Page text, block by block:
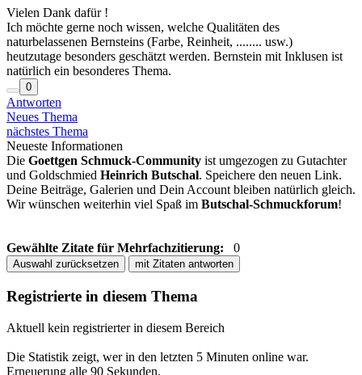
Vielen Dank dafür !
Ich möchte gerne noch wissen, welche Qualitäten des
naturbelassenen Bernsteins (Farbe, Reinheit, ........ usw.)
heutzutage besonders geschätzt werden. Bernstein mit Inklusen ist
natürlich ein besonderes Thema.
0
Antworten
Neues Thema
nächstes Thema
Neueste Informationen
Die Goettgen Schmuck-Community ist umgezogen zu Gutachter
und Goldschmied Heinrich Butschal. Speichere den neuen Link.
Deine Beiträge, Galerien und Dein Account bleiben natürlich gleich.
Wir wünschen weiterhin viel Spaß im Butschal-Schmuckforum!
Gewählte Zitate für Mehrfachzitierung: 0
Auswahl zurücksetzen mit Zitaten antworten
Registrierte in diesem Thema
Aktuell kein registrierter in diesem Bereich
Die Statistik zeigt, wer in den letzten 5 Minuten online war.
Erneuerung alle 90 Sekunden.